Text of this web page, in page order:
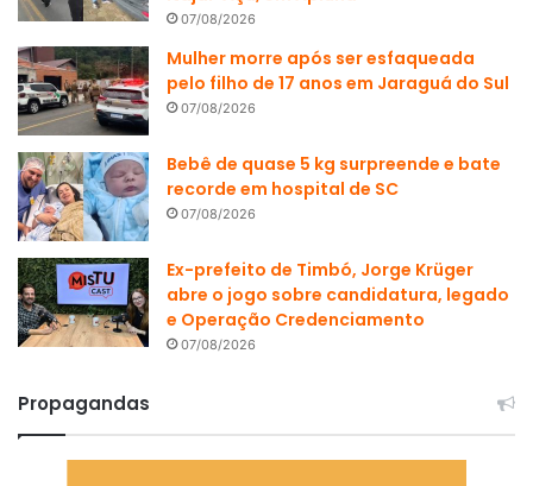
07/08/2026
Mulher morre após ser esfaqueada
pelo filho de 17 anos em Jaraguá do Sul
07/08/2026
Bebê de quase 5 kg surpreende e bate
recorde em hospital de SC
07/08/2026
Ex-prefeito de Timbó, Jorge Krüger
abre o jogo sobre candidatura, legado
e Operação Credenciamento
07/08/2026
Propagandas